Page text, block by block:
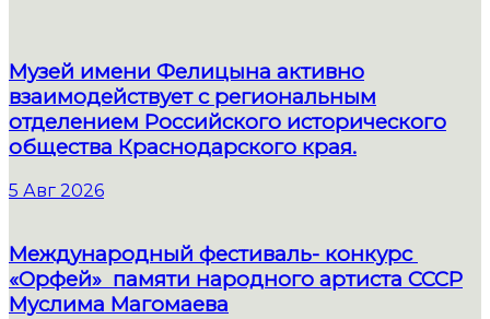
Музей имени Фелицына активно
взаимодействует с региональным
отделением Российского исторического
общества Краснодарского края.
5 Авг 2026
Международный фестиваль- конкурс
«Орфей» памяти народного артиста СССР
Муслима Магомаева